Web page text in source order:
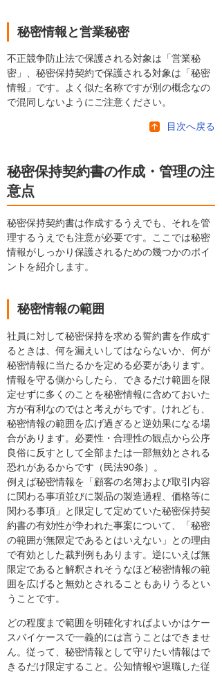
秘密情報と営業秘密
不正競争防止法で保護される対象は「営業秘
密」、秘密保持契約で保護される対象は「秘密
情報」です。よく似た名称ですが別の概念なの
で混同しないようにご注意ください。
目次へ戻る
秘密保持契約書の作成・管理の注
意点
秘密保持契約書は作成するうえでも、それを管
理するうえでも注意が必要です。ここでは秘密
情報がしっかり保護されるための幾つかのポイ
ントを紹介します。
秘密情報の範囲
社員に対して秘密保持を求める誓約書を作成す
るときは、何を漏えいしてはならないか、何が
秘密情報に当たるかを定める必要があります。
情報を守る側からしたら、できるだけ範囲を限
定せずに多くのことを秘密情報に含めておいた
方が有利なのではと考えがちです。けれども、
秘密情報の範囲を広げ過ぎると逆効果になる場
合があります。必要性・合理性の観点から公序
良俗に反すとして全部または一部無効とされる
恐れがあるからです（民法90条）。
例えば秘密情報を「顧客の名簿および取引内容
に関わる事項並びに製品の製造過程、価格等に
関わる事項」と限定して定めていた秘密保持契
約書の有効性が争われた事案について、「秘密
の範囲が無限定であるとはいえない」との理由
で有効とした裁判例もあります。逆にいえば無
限定であると解釈されそうなほど秘密情報の範
囲を広げると無効とされることもありうるとい
うことです。
どの程度まで範囲を明確化すればよいかはケー
スバイケースで一義的には言うことはできませ
ん。従って、秘密情報として守りたい情報はで
きるだけ限定すること。公知情報や退職した従